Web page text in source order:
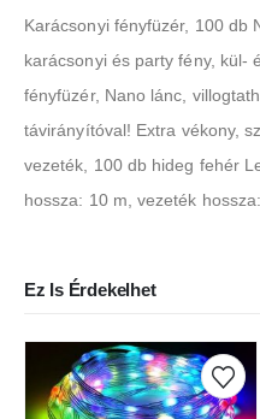
Karácsonyi fényfüzér, 100 db
karácsonyi és party fény, kül-
fényfüzér, Nano lánc,
távirányítóval! Extra vékony,
vezeték, 100 db hideg fehér
hossza: 10 m, vezeték
Ez Is Érdekelhet